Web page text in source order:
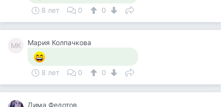
8 лет 0 0
МК Мария Колпачкова
8 лет 0 0
Дима Федотов